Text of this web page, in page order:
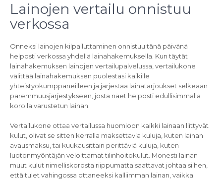
Lainojen vertailu onnistuu
verkossa
Onneksi lainojen kilpailuttaminen onnistuu tänä päivänä
helposti verkossa yhdellä lainahakemuksella. Kun täytät
lainahakemuksen lainojen vertailupalvelussa, vertailukone
välittää lainahakemuksen puolestasi kaikille
yhteistyökumppaneilleen ja järjestää lainatarjoukset selkeään
paremmuusjärjestykseen, josta näet helposti edullisimmalla
korolla varustetun lainan.
Vertailukone ottaa vertailussa huomioon kaikki lainaan liittyvät
kulut, olivat se sitten kerralla maksettavia kuluja, kuten lainan
avausmaksu, tai kuukausittain perittäviä kuluja, kuten
luotonmyöntäjän veloittamat tilinhoitokulut. Monesti lainan
muut kulut nimelliskorosta riippumatta saattavat johtaa siihen,
että tulet vahingossa ottaneeksi kalliimman lainan, vaikka